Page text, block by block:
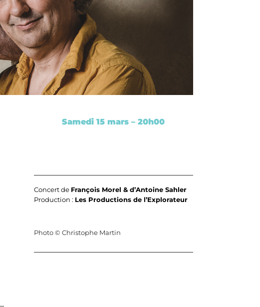
Samedi 15 mars – 20h00
Concert de François Morel & d’Antoine Sahler
Production : Les Productions de l’Explorateur
Photo © Christophe Martin